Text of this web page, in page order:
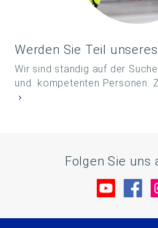
Werden Sie Teil
Wir sind ständig auf der
und kompetenten Personen.
.
Folgen Sie uns